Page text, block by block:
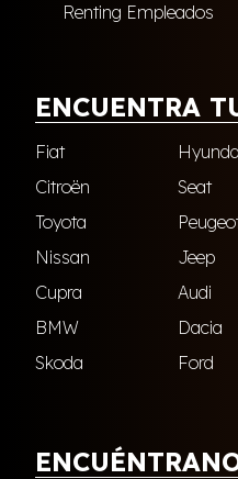
Renting Empleados
ENCUENTRA
Fiat
Citroën
Seat
Toyota
Nissan
Jeep
Cupra
Audi
BMW
Dacia
Skoda
Ford